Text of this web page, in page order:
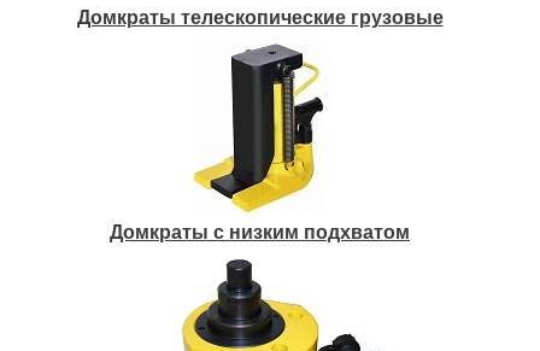
Домкраты телескопические грузовые
Домкраты с низким подхватом